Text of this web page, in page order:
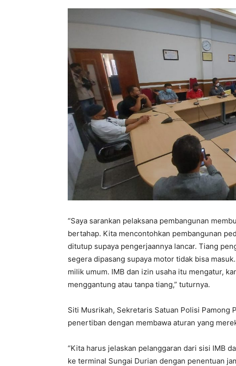
“Saya sarankan pelaksana pembangunan
bertahap. Kita mencontohkan pembangunan
ditutup supaya pengerjaannya lancar. Tiang
segera dipasang supaya motor tidak bisa
milik umum. IMB dan izin usaha itu mengatur,
menggantung atau tanpa tiang,” tuturnya.
Siti Musrikah, Sekretaris Satuan Polisi Pamong
penertiban dengan membawa aturan yang
“Kita harus jelaskan pelanggaran dari sisi IMB
ke terminal Sungai Durian dengan penentuan